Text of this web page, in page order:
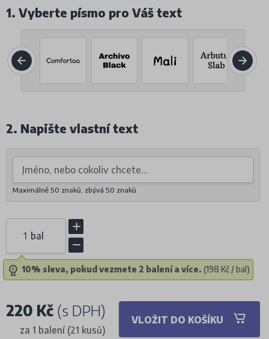
1. Vyberte písmo pro Váš text
2. Napište vlastní text
Maximálně 50 znaků, zbývá 50 znaků
bal
10% sleva, pokud vezmete 2 balení a více. (198 Kč / bal)
220 Kč (s DPH)
za 1 balení (21 kusů)
VLOŽIT DO KOŠÍKU